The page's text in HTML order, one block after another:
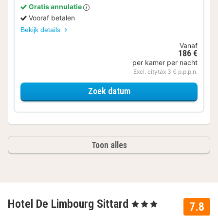
Gratis annulatie
Vooraf betalen
Bekijk details
Vanaf
186 €
per kamer per nacht
Excl. citytax 3 € p.p.p.n.
Zoek datumvoor Familiekamer
Toon alles
7.8
Hotel De Limbourg Sittard , 3 Sterren